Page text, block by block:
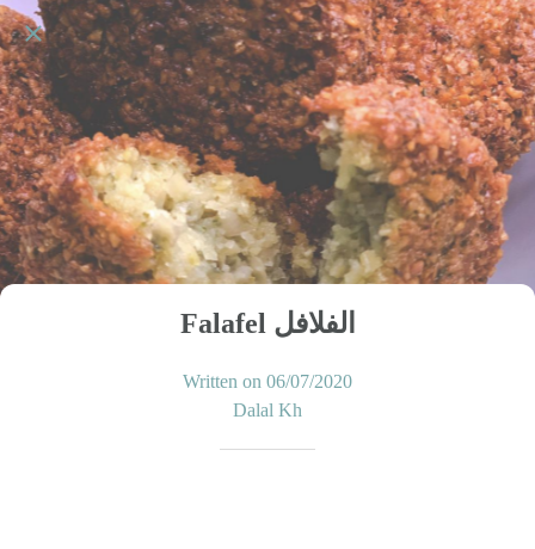
Falafel الفلافل
Written on 06/07/2020
Dalal Kh